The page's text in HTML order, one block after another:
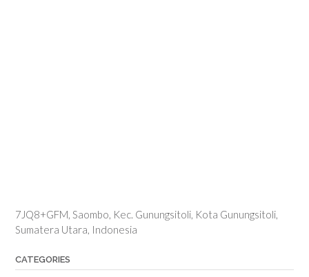
7JQ8+GFM, Saombo, Kec. Gunungsitoli, Kota Gunungsitoli,
Sumatera Utara, Indonesia
CATEGORIES